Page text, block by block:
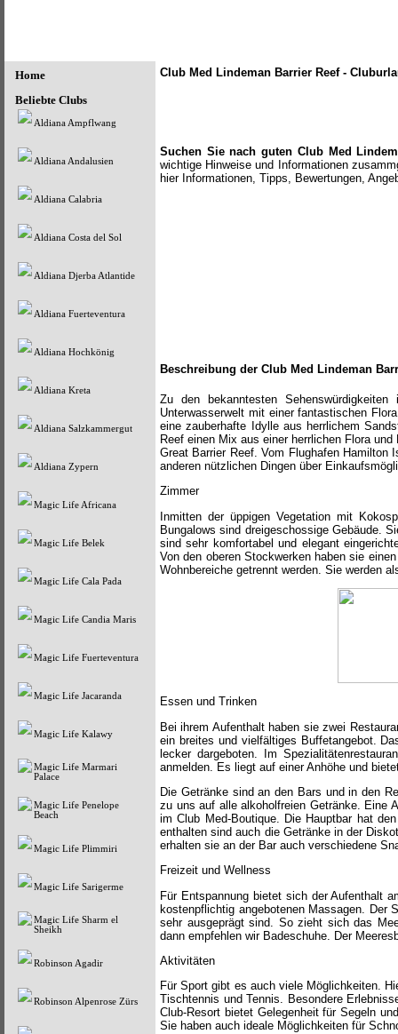
Home
Beliebte Clubs
Aldiana Ampflwang
Aldiana Andalusien
Aldiana Calabria
Aldiana Costa del Sol
Aldiana Djerba Atlantide
Aldiana Fuerteventura
Aldiana Hochkönig
Aldiana Kreta
Aldiana Salzkammergut
Aldiana Zypern
Magic Life Africana
Magic Life Belek
Magic Life Cala Pada
Magic Life Candia Maris
Magic Life Fuerteventura
Magic Life Jacaranda
Magic Life Kalawy
Magic Life Marmari
Palace
Magic Life Penelope
Beach
Magic Life Plimmiri
Magic Life Sarigerme
Magic Life Sharm el
Sheikh
Robinson Agadir
Robinson Alpenrose Zürs
Club Med Lindeman Barrier Reef -
Suchen Sie nach guten Club Med
wichtige Hinweise und Informationen
hier Informationen, Tipps, Bewertungen,
Beschreibung der Club Med Lindeman
Zu den bekanntesten
Unterwasserwelt mit einer fantastischen
eine zauberhafte Idylle aus herrlichem
Reef einen Mix aus einer herrlichen Flora
Great Barrier Reef. Vom Flughafen
anderen nützlichen Dingen über
Zimmer
Inmitten der üppigen Vegetation mit
Bungalows sind dreigeschossige Gebäude.
sind sehr komfortabel und elegant
Von den oberen Stockwerken haben sie
Wohnbereiche getrennt werden. Sie werden
Essen und Trinken
Bei ihrem Aufenthalt haben sie zwei
ein breites und vielfältiges Buffetangebot.
lecker dargeboten. Im
anmelden. Es liegt auf einer Anhöhe und
Die Getränke sind an den Bars und in den
zu uns auf alle alkoholfreien Getränke. Eine
im Club Med-Boutique. Die Hauptbar hat
enthalten sind auch die Getränke in der
erhalten sie an der Bar auch verschiedene
Freizeit und Wellness
Für Entspannung bietet sich der Aufenthalt
kostenpflichtig angebotenen Massagen. Der
sehr ausgeprägt sind. So zieht sich das
dann empfehlen wir Badeschuhe. Der
Aktivitäten
Für Sport gibt es auch viele Möglichkeiten.
Tischtennis und Tennis. Besondere
Club-Resort bietet Gelegenheit für Segeln
Sie haben auch ideale Möglichkeiten für